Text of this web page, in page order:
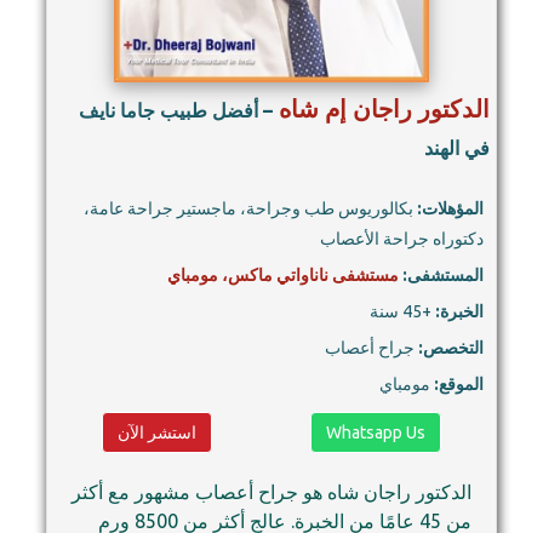
الدكتور راجان إم شاه – أفضل طبيب جاما نايف
في الهند
المؤهلات: بكالوريوس طب وجراحة، ماجستير جراحة عامة،
دكتوراه جراحة الأعصاب
المستشفى: مستشفى ناناواتي ماكس، مومباي
الخبرة: +45 سنة
التخصص: جراح أعصاب
الموقع: مومباي
استشر الآن Whatsapp Us
الدكتور راجان شاه هو جراح أعصاب مشهور مع أكثر
من 45 عامًا من الخبرة. عالج أكثر من 8500 ورم